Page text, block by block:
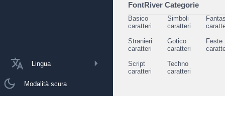
Lingua
Modalità scura
FontRiver Categorie
Basico
caratteri
Simboli
caratteri
Stranieri
caratteri
Gotico
caratteri
Feste
Script
caratteri
Techno
caratteri